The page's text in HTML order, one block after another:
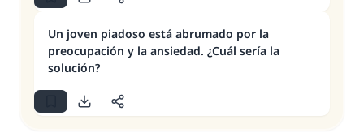
Un joven piadoso está abrumado por la
preocupación y la ansiedad. ¿Cuál sería la
solución?